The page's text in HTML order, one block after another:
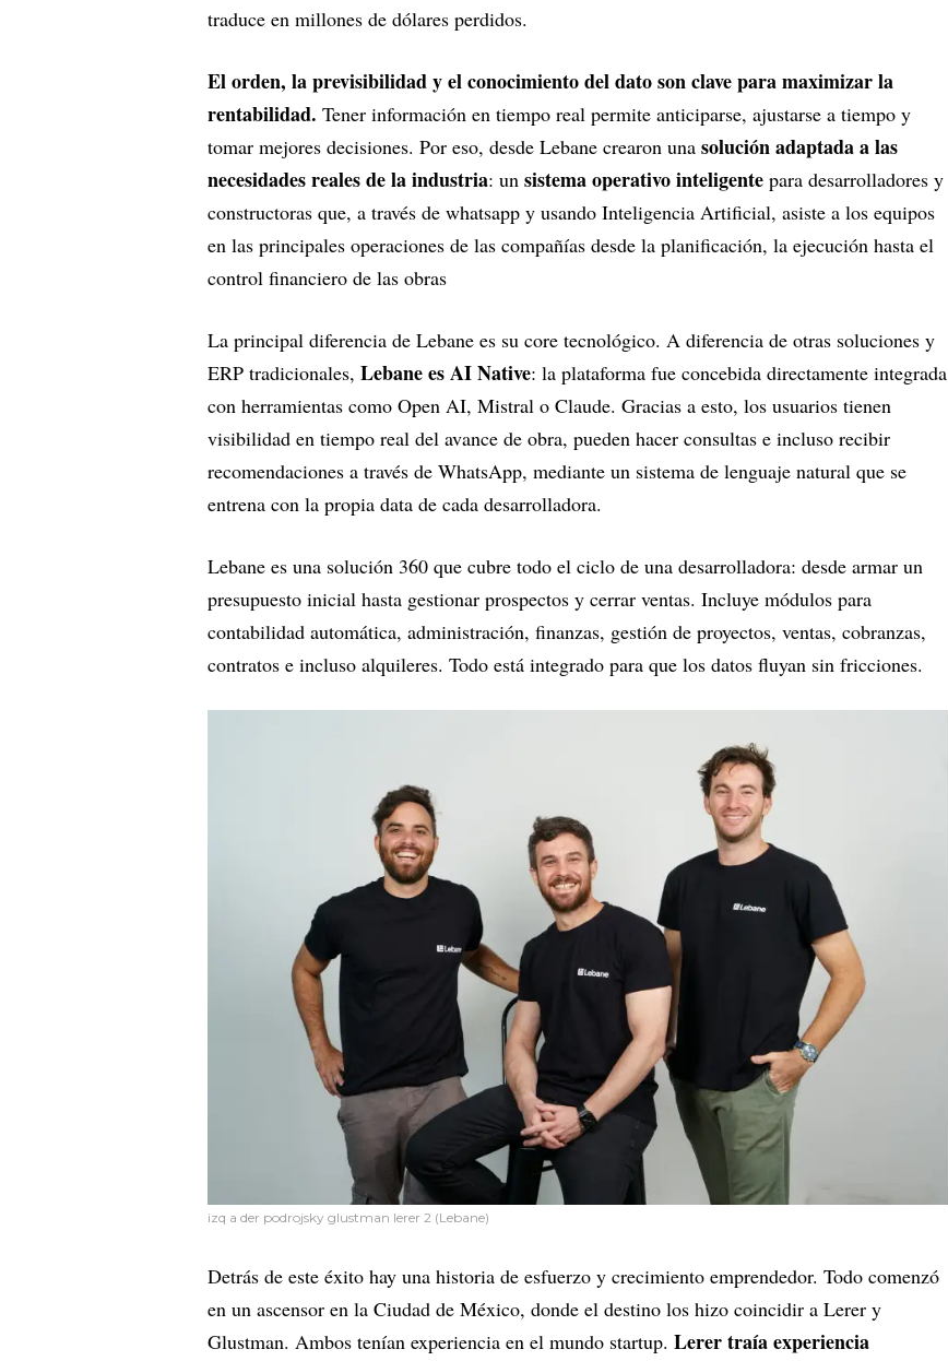
traduce en millones de dólares perdidos.
El orden, la previsibilidad y el conocimiento del dato son clave para maximizar la
rentabilidad. Tener información en tiempo real permite anticiparse, ajustarse a tiempo y
tomar mejores decisiones. Por eso, desde Lebane crearon una solución adaptada a las
necesidades reales de la industria: un sistema operativo inteligente para desarrolladores y
constructoras que, a través de whatsapp y usando Inteligencia Artificial, asiste a los equipos
en las principales operaciones de las compañías desde la planificación, la ejecución hasta el
control financiero de las obras
La principal diferencia de Lebane es su core tecnológico. A diferencia de otras soluciones y
ERP tradicionales, Lebane es AI Native: la plataforma fue concebida directamente integrada
con herramientas como Open AI, Mistral o Claude. Gracias a esto, los usuarios tienen
visibilidad en tiempo real del avance de obra, pueden hacer consultas e incluso recibir
recomendaciones a través de WhatsApp, mediante un sistema de lenguaje natural que se
entrena con la propia data de cada desarrolladora.
Lebane es una solución 360 que cubre todo el ciclo de una desarrolladora: desde armar un
presupuesto inicial hasta gestionar prospectos y cerrar ventas. Incluye módulos para
contabilidad automática, administración, finanzas, gestión de proyectos, ventas, cobranzas,
contratos e incluso alquileres. Todo está integrado para que los datos fluyan sin fricciones.
izq a der podrojsky glustman lerer 2 (Lebane)
Detrás de este éxito hay una historia de esfuerzo y crecimiento emprendedor. Todo comenzó
en un ascensor en la Ciudad de México, donde el destino los hizo coincidir a Lerer y
Glustman. Ambos tenían experiencia en el mundo startup. Lerer traía experiencia